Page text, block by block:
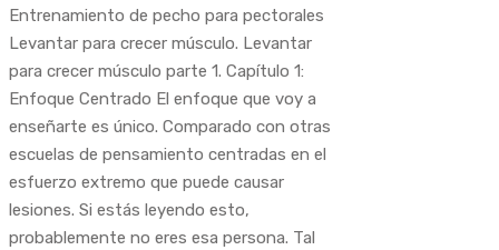
Entrenamiento de pecho para pectorales
Levantar para crecer músculo. Levantar
para crecer músculo parte 1. Capítulo 1:
Enfoque Centrado El enfoque que voy a
enseñarte es único. Comparado con otras
escuelas de pensamiento centradas en el
esfuerzo extremo que puede causar
lesiones. Si estás leyendo esto,
probablemente no eres esa persona. Tal